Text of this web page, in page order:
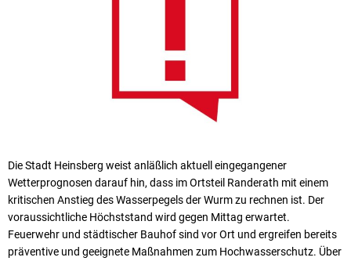
Die Stadt Heinsberg weist anläßlich aktuell eingegangener
Wetterprognosen darauf hin, dass im Ortsteil Randerath mit einem
kritischen Anstieg des Wasserpegels der Wurm zu rechnen ist. Der
voraussichtliche Höchststand wird gegen Mittag erwartet.
Feuerwehr und städtischer Bauhof sind vor Ort und ergreifen bereits
präventive und geeignete Maßnahmen zum Hochwasserschutz. Über